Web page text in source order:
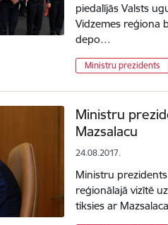
piedalījās Valsts
Vidzemes reģiona
depo…
Ministru prezidents
Ministru
Mazsalacu
24.08.2017.
Ministru
reģionālajā vizītē
tiksies ar